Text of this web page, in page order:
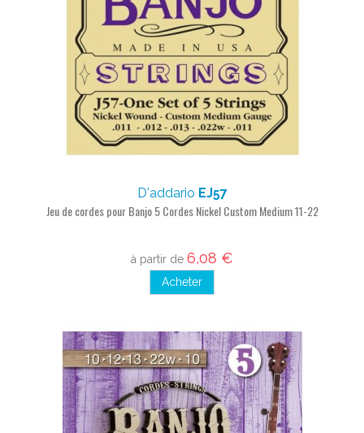
D'addario EJ57
Jeu de cordes pour Banjo 5 Cordes Nickel Custom Medium 11-22
à partir de 6,08 €
Acheter